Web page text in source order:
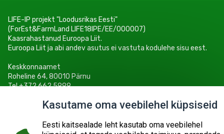
LIFE-IP projekt "Loodusrikas Eesti"
(ForEst&FarmLand LIFE18IPE/EE/000007)
Kaasrahastanud Euroopa Liit.
Euroopa Liit ja abi andev asutus ei vastuta kodulehe sisu eest.
Keskkonnaamet
Roheline 64, 80010 Pärnu
Tel +372 662 5999
Kasutame oma veebilehel küpsiseid
Eesti kaitsealade leht kasutab oma veebilehel